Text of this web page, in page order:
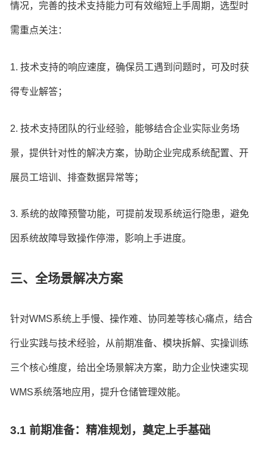
情况，完善的技术支持能力可有效缩短上手周期，选型时
需重点关注：
1. 技术支持的响应速度，确保员工遇到问题时，可及时获
得专业解答；
2. 技术支持团队的行业经验，能够结合企业实际业务场
景，提供针对性的解决方案，协助企业完成系统配置、开
展员工培训、排查数据异常等；
3. 系统的故障预警功能，可提前发现系统运行隐患，避免
因系统故障导致操作停滞，影响上手进度。
三、全场景解决方案
针对WMS系统上手慢、操作难、协同差等核心痛点，结合
行业实践与技术经验，从前期准备、模块拆解、实操训练
三个核心维度，给出全场景解决方案，助力企业快速实现
WMS系统落地应用，提升仓储管理效能。
3.1 前期准备：精准规划，奠定上手基础